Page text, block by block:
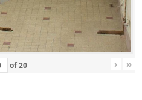
of20 › »